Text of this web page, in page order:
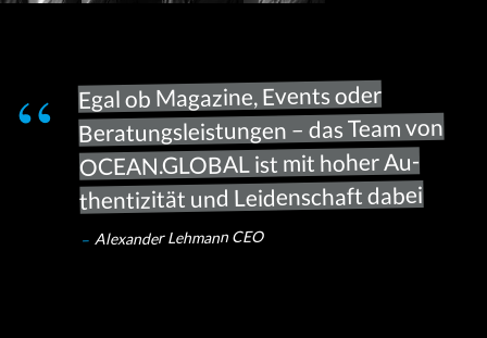
Egal ob Magazine, Events oder
Beratungsleistungen – das Team von
OCEAN.GLOBAL ist mit hoher Au­
then­ti­zi­tät und Leidenschaft dabei
Alexander Lehmann CEO